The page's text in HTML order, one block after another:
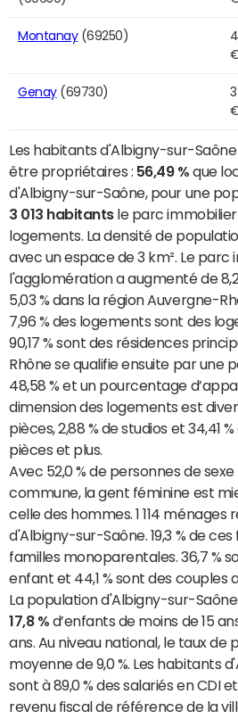
Montanay(69250)
Genay(69730)
Les habitants d'Albigny-sur-
être propriétaires : 56,49 % que
d'Albigny-sur-Saône, pour une
3 013 habitantsle parc immobilier
logements. La densité de
avec un espace de 3 km². Le parc
l'agglomération a augmenté de
5,03 % dans la région Auvergne-
7,96 % des logements sont des
90,17 % sont des résidences
Rhône se qualifie ensuite par une
48,58 % et un pourcentage
dimension des logements est
pièces, 2,88 % de studios et 34,41
pièces et plus.
Avec 52,0 % de personnes de
commune, la gent féminine est
celle des hommes. 1 114 ménages
d'Albigny-sur-Saône. 19,3 % de
familles monoparentales. 36,7 %
enfant et 44,1 % sont des couples
La population d'Albigny-sur-
17,8 % d’enfants de moins de 15
ans. Au niveau national, le taux de
moyenne de 9,0 %. Les habitants
sont à 89,0 % des salariés en CDI
revenu fiscal de référence de la